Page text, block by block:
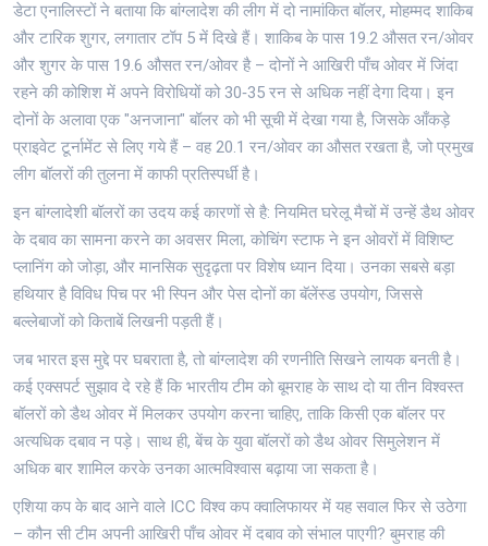
डेटा एनालिस्टों ने बताया कि बांग्लादेश की लीग में दो नामांकित बॉलर, मोहम्मद शाकिब
और टारिक शुगर, लगातार टॉप 5 में दिखे हैं। शाकिब के पास 19.2 औसत रन/ओवर
और शुगर के पास 19.6 औसत रन/ओवर है – दोनों ने आखिरी पाँच ओवर में जिंदा
रहने की कोशिश में अपने विरोधियों को 30‑35 रन से अधिक नहीं देगा दिया। इन
दोनों के अलावा एक "अनजाना" बॉलर को भी सूची में देखा गया है, जिसके आँकड़े
प्राइवेट टूर्नामेंट से लिए गये हैं – वह 20.1 रन/ओवर का औसत रखता है, जो प्रमुख
लीग बॉलरों की तुलना में काफी प्रतिस्पर्धी है।
इन बांग्लादेशी बॉलरों का उदय कई कारणों से है: नियमित घरेलू मैचों में उन्हें डैथ ओवर
के दबाव का सामना करने का अवसर मिला, कोचिंग स्टाफ ने इन ओवरों में विशिष्ट
प्लानिंग को जोड़ा, और मानसिक सुदृढ़ता पर विशेष ध्यान दिया। उनका सबसे बड़ा
हथियार है विविध पिच पर भी स्पिन और पेस दोनों का बॅलेंस्ड उपयोग, जिससे
बल्लेबाजों को किताबें लिखनी पड़ती हैं।
जब भारत इस मुद्दे पर घबराता है, तो बांग्लादेश की रणनीति सिखने लायक बनती है।
कई एक्सपर्ट सुझाव दे रहे हैं कि भारतीय टीम को बूमराह के साथ दो या तीन विश्वस्त
बॉलरों को डैथ ओवर में मिलकर उपयोग करना चाहिए, ताकि किसी एक बॉलर पर
अत्यधिक दबाव न पड़े। साथ ही, बेंच के युवा बॉलरों को डैथ ओवर सिमुलेशन में
अधिक बार शामिल करके उनका आत्मविश्वास बढ़ाया जा सकता है।
एशिया कप के बाद आने वाले ICC विश्व कप क्वालिफायर में यह सवाल फिर से उठेगा
– कौन सी टीम अपनी आखिरी पाँच ओवर में दबाव को संभाल पाएगी? बुमराह की